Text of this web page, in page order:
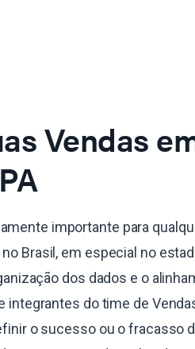
Vendas
importante para
Brasil, em especial no
dos dados e o
integrantes do time de
o sucesso ou o fracasso